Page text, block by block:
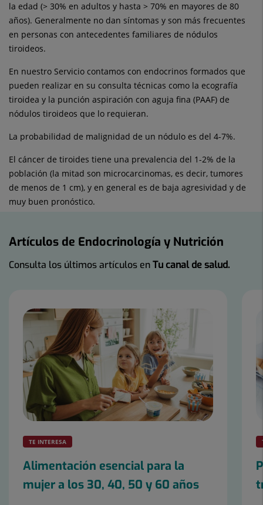
la edad (> 30% en adultos y hasta > 70% en mayores de 80
años). Generalmente no dan síntomas y son más frecuentes
en personas con antecedentes familiares de nódulos
tiroideos.
En nuestro Servicio contamos con endocrinos formados que
pueden realizar en su consulta técnicas como la ecografía
tiroidea y la punción aspiración con aguja fina (PAAF) de
nódulos tiroideos que lo requieran.
La probabilidad de malignidad de un nódulo es del 4-7%.
El cáncer de tiroides tiene una prevalencia del 1-2% de la
población (la mitad son microcarcinomas, es decir, tumores
de menos de 1 cm), y en general es de baja agresividad y de
muy buen pronóstico.
Artículos de Endocrinología y Nutrición
Consulta los últimos artículos enTu canal de salud.
diapositivas:
TE INTERESA
Alimentación esencial para la
mujer a los 30, 40, 50 y 60 años